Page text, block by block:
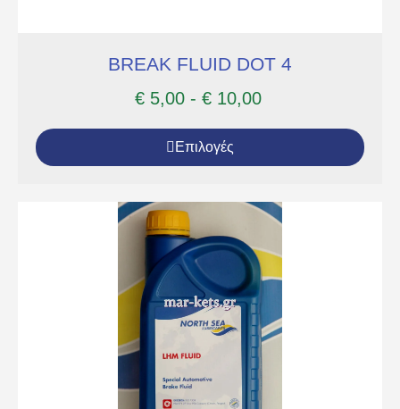
BREAK FLUID DOT 4
€ 5,00 - € 10,00
Επιλογές